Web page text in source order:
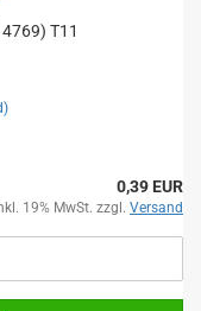
T11
0,39 EUR
19% MwSt. zzgl. Versand